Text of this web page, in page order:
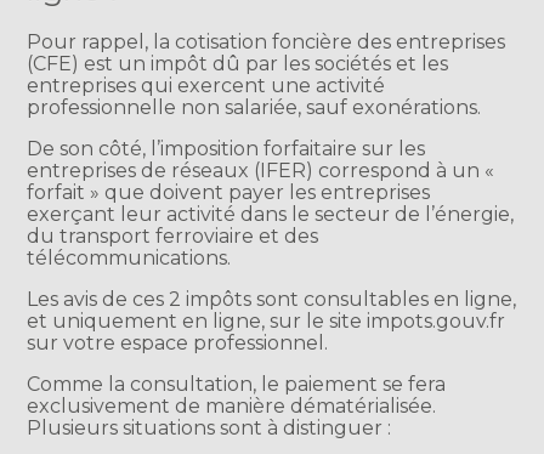
Pour rappel, la cotisation foncière des entreprises
(CFE) est un impôt dû par les sociétés et les
entreprises qui exercent une activité
professionnelle non salariée, sauf exonérations.
De son côté, l’imposition forfaitaire sur les
entreprises de réseaux (IFER) correspond à un «
forfait » que doivent payer les entreprises
exerçant leur activité dans le secteur de l’énergie,
du transport ferroviaire et des
télécommunications.
Les avis de ces 2 impôts sont consultables en ligne,
et uniquement en ligne, sur le site impots.gouv.fr
sur votre espace professionnel.
Comme la consultation, le paiement se fera
exclusivement de manière dématérialisée.
Plusieurs situations sont à distinguer :